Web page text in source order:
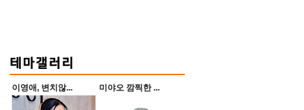
이영애, 변치않... 미야오 깜찍한 ...